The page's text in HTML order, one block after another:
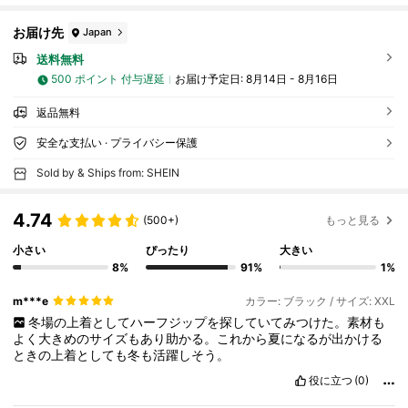
お届け先 Japan
送料無料
500 ポイント 付与遅延 お届け予定日: 8月14日 - 8月16日
返品無料
安全な支払い · プライバシー保護
Sold by & Ships from: SHEIN
4.74 (500+) もっと見る
小さい
8%
ぴったり
91%
大きい
1%
m***e カラー: ブラック / サイズ: XXL
冬場の上着としてハーフジップを探していてみつけた。素材も
よく大きめのサイズもあり助かる。これから夏になるが出かける
ときの上着としても冬も活躍しそう。
役に立つ (0)